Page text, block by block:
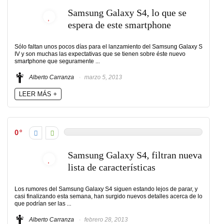
Samsung Galaxy S4, lo que se
espera de este smartphone
Sólo faltan unos pocos días para el lanzamiento del Samsung Galaxy S
IV y son muchas las expectativas que se tienen sobre éste nuevo
smartphone que seguramente ...
Alberto Carranza marzo 5, 2013
LEER MÁS +
0
Samsung Galaxy S4, filtran nueva
lista de características
Los rumores del Samsung Galaxy S4 siguen estando lejos de parar, y
casi finalizando esta semana, han surgido nuevos detalles acerca de lo
que podrían ser las ...
Alberto Carranza febrero 28, 2013